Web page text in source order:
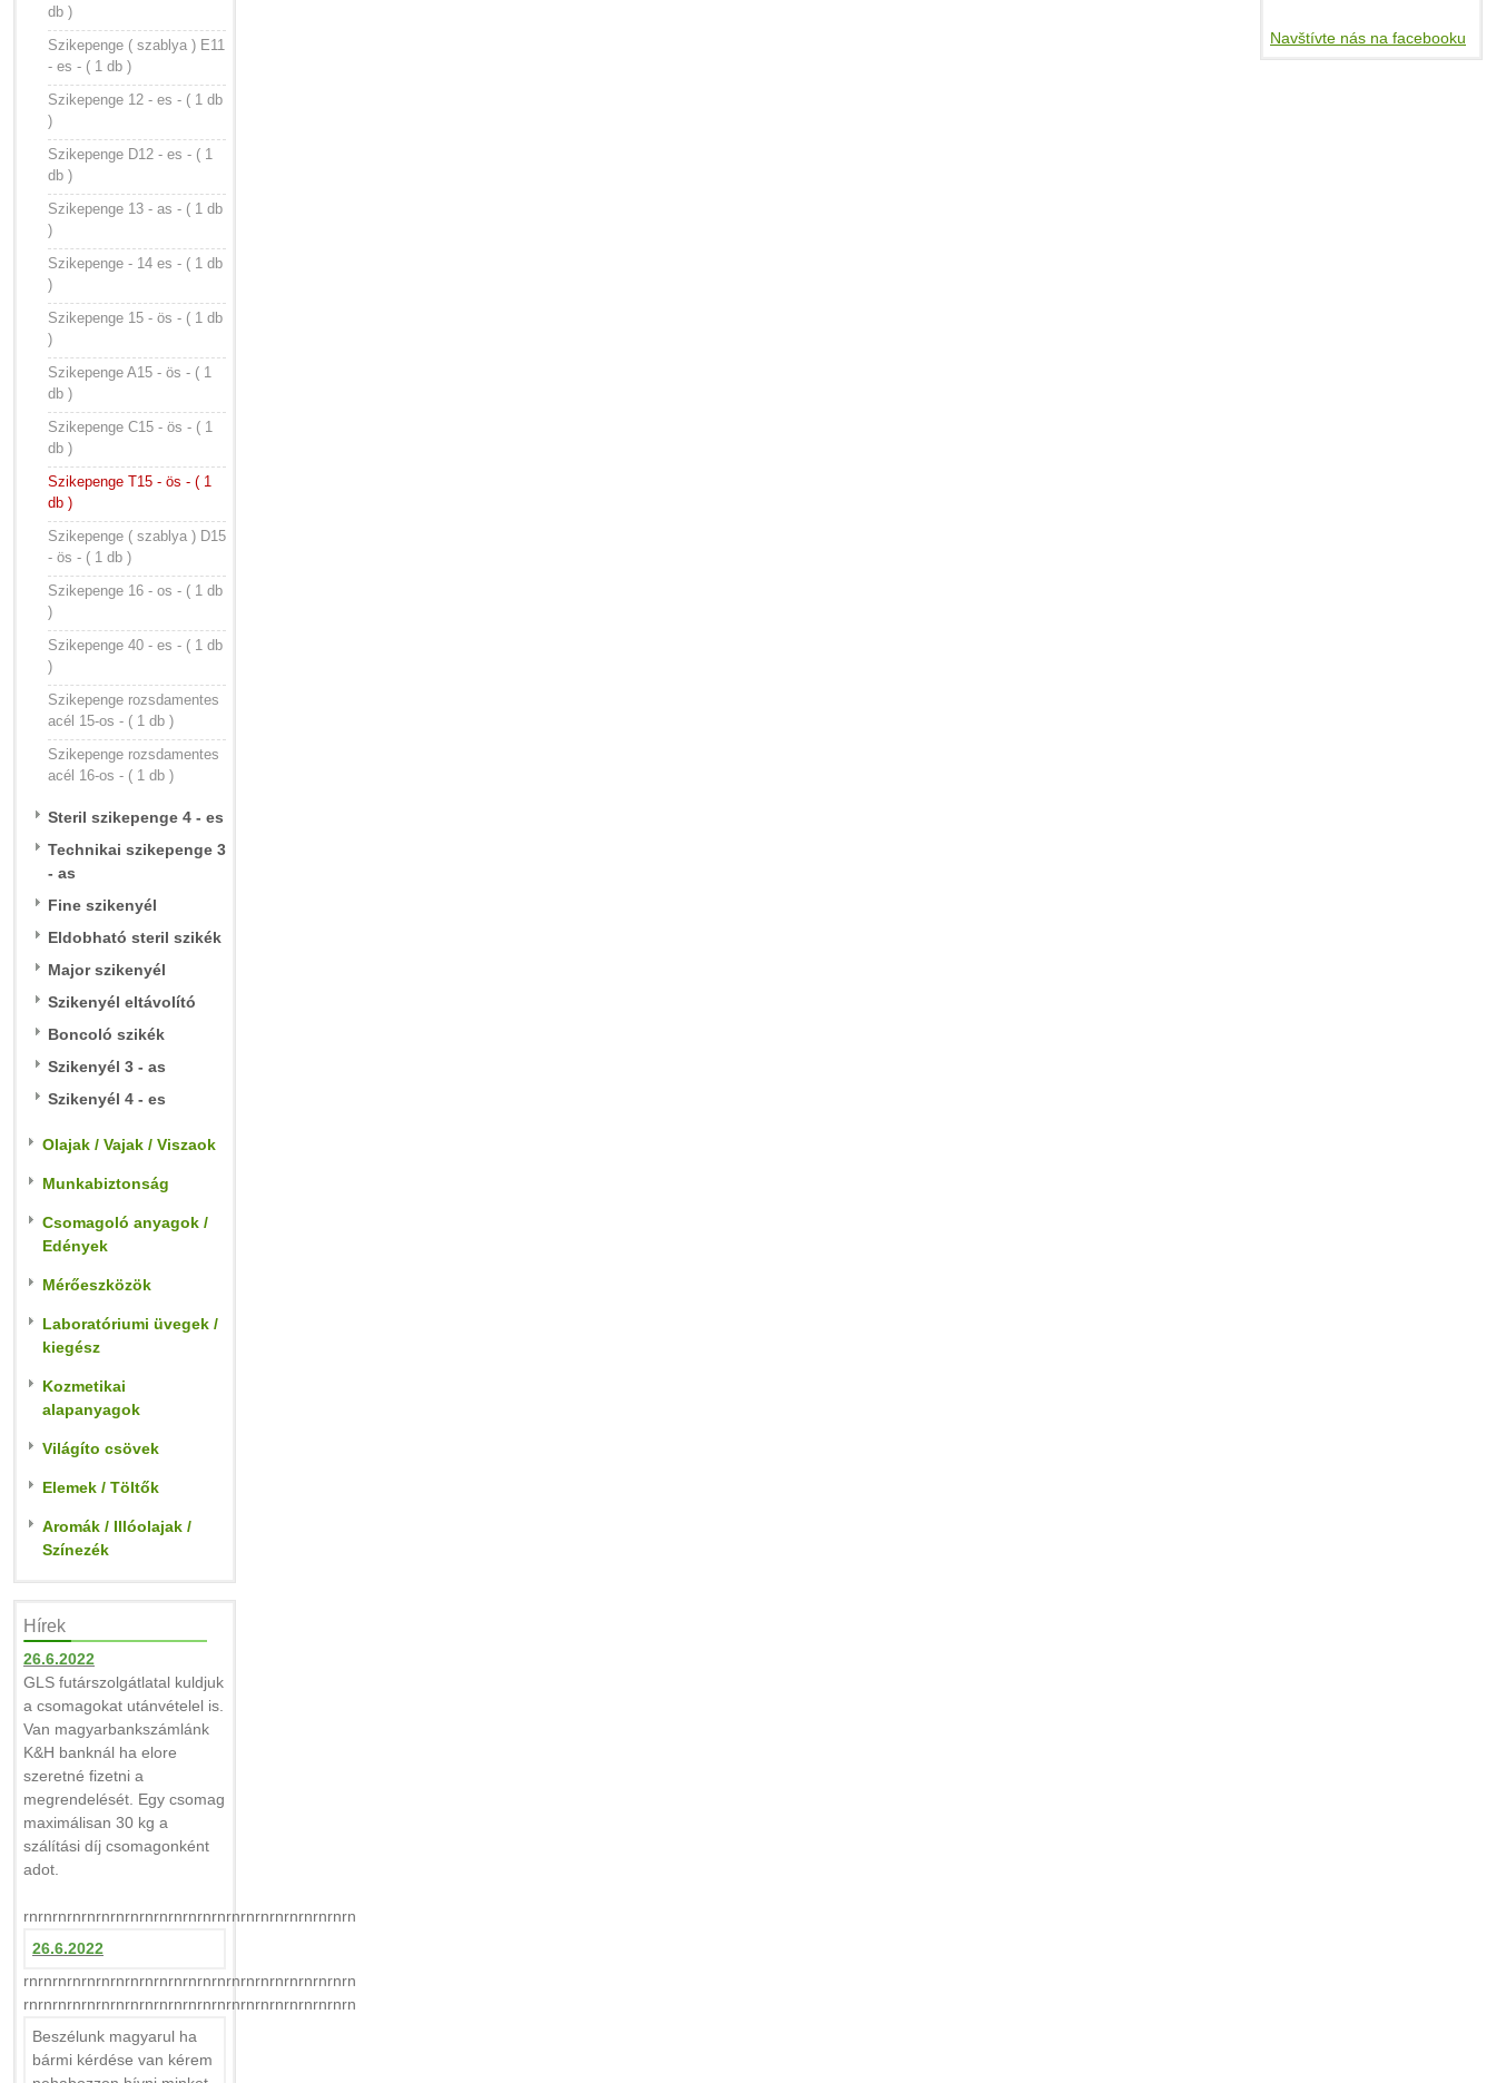
db )
Szikepenge ( szablya ) E11
- es - ( 1 db )
Szikepenge 12 - es - ( 1 db
)
Szikepenge D12 - es - ( 1
db )
Szikepenge 13 - as - ( 1 db
)
Szikepenge - 14 es - ( 1 db
)
Szikepenge 15 - ös - ( 1 db
)
Szikepenge A15 - ös - ( 1
db )
Szikepenge C15 - ös - ( 1
db )
Szikepenge T15 - ös - ( 1
db )
Szikepenge ( szablya ) D15
- ös - ( 1 db )
Szikepenge 16 - os - ( 1 db
)
Szikepenge 40 - es - ( 1 db
)
Szikepenge rozsdamentes
acél 15-os - ( 1 db )
Szikepenge rozsdamentes
acél 16-os - ( 1 db )
Steril szikepenge 4 - es
Technikai szikepenge 3
- as
Fine szikenyél
Eldobható steril szikék
Major szikenyél
Szikenyél eltávolító
Boncoló szikék
Szikenyél 3 - as
Szikenyél 4 - es
Olajak / Vajak / Viszaok
Munkabiztonság
Csomagoló anyagok /
Edények
Mérőeszközök
Laboratóriumi üvegek /
kiegész
Kozmetikai
alapanyagok
Világíto csövek
Elemek / Töltők
Aromák / Illóolajak /
Színezék
Hírek
26.6.2022
GLS futárszolgátlatal kuldjuk
a csomagokat utánvételel is.
Van magyarbankszámlánk
K&H banknál ha elore
szeretné fizetni a
megrendelését. Egy csomag
maximálisan 30 kg a
szálítási díj csomagonként
adot.
rnrnrnrnrnrnrnrnrnrnrnrnrnrnrnrnrnrnrnrnrnrnrn
26.6.2022
rnrnrnrnrnrnrnrnrnrnrnrnrnrnrnrnrnrnrnrnrnrnrn
rnrnrnrnrnrnrnrnrnrnrnrnrnrnrnrnrnrnrnrnrnrnrn
Beszélunk magyarul ha
bármi kérdése van kérem
Navštívte nás na facebooku